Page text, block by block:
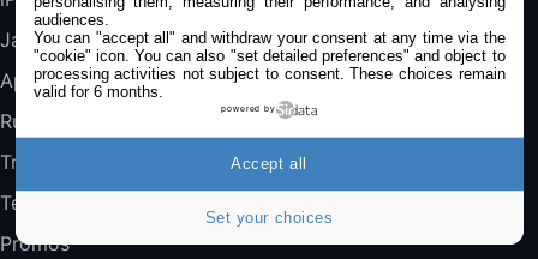
DeLonghi ECAM290.22.b
357,4€389,7€Cdiscount (Vendeur Tiers)
Jeu FIFA 20 sur PC (code à télécharger)
45,98€57,99€Rue Du Commerce (Vendeur Tiers)
Jailbreak
Applications
Rumeurs
Trucs & astuces
Tests
Promos
audiences.
You can "accept all" and withdraw your consent at any time via the
"cookie" icon. You can also "set detailed preferences" and object to
processing activities not subject to consent. These choices remain
valid for 6 months.
powered by
Set your choices
Accept all